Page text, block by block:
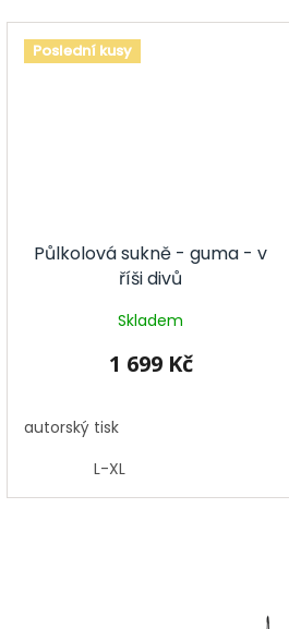
Poslední kusy
Půlkolová sukně - guma - v
říši divů
Skladem
1 699 Kč
autorský tisk
L-XL